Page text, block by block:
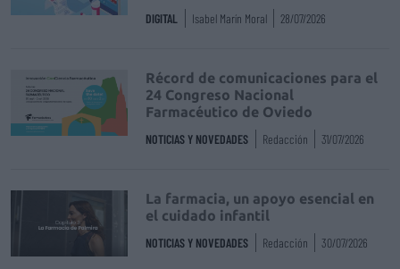
DIGITAL Isabel Marín Moral 28/07/2026
Récord de comunicaciones para el
24 Congreso Nacional
Farmacéutico de Oviedo
NOTICIAS Y NOVEDADES Redacción 31/07/2026
La farmacia, un apoyo esencial en
el cuidado infantil
NOTICIAS Y NOVEDADES Redacción 30/07/2026